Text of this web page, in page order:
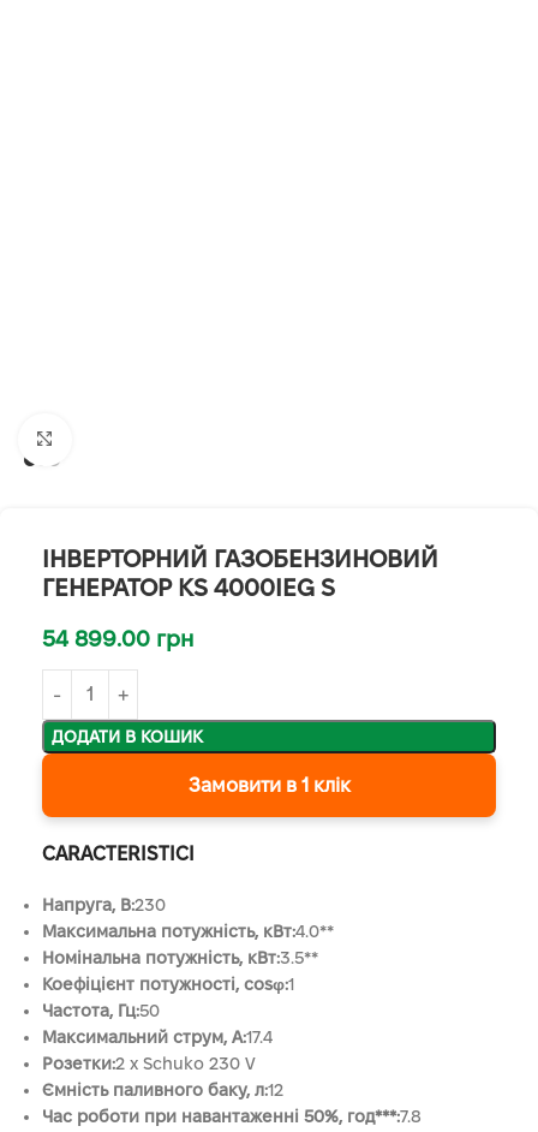
ІНВЕРТОРНИЙ ГАЗОБЕНЗИНОВИЙ
ГЕНЕРАТОР KS 4000IEG S
54 899.00 грн
ДОДАТИ В КОШИК
Замовити в 1 клік
CARACTERISTICI
Напруга, B:230
Максимальна потужність, кВт:4.0**
Номінальна потужність, кВт:3.5**
Коефіцієнт потужності, cosφ:1
Частота, Гц:50
Максимальний струм, А:17.4
Розетки:2 x Schuko 230 V
Ємність паливного баку, л:12
Час роботи при навантаженні 50%, год***:7.8